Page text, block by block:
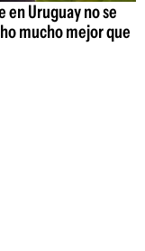
en Uruguay no se
mucho mejor que